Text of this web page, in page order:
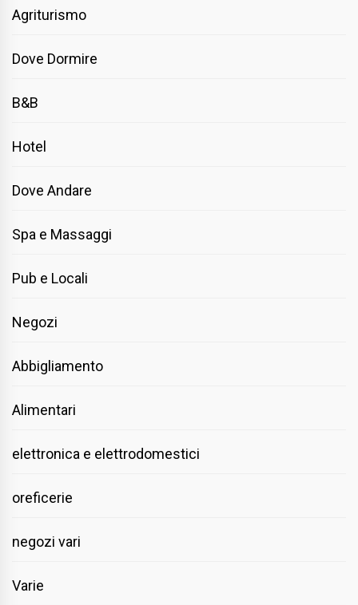
Agriturismo
Dove Dormire
B&B
Hotel
Dove Andare
Spa e Massaggi
Pub e Locali
Negozi
Abbigliamento
Alimentari
elettronica e elettrodomestici
oreficerie
negozi vari
Varie